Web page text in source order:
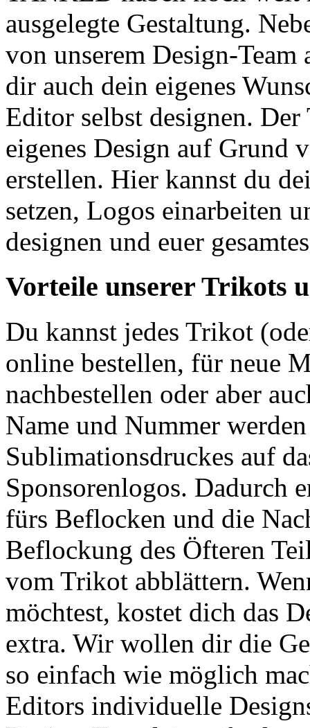
ausgelegte Gestaltung.
von unserem Design-Team
dir auch dein eigenes
Editor selbst designen.
eigenes Design auf Grund
erstellen. Hier kannst du
setzen, Logos einarbeiten
designen und euer
Vorteile unserer Trikots
Du kannst jedes Trikot
online bestellen, für neue
nachbestellen oder aber
Name und Nummer
Sublimationsdruckes auf
Sponsorenlogos. Dadurch
fürs Beflocken und die
Beflockung des Öfteren
vom Trikot abblättern.
möchtest, kostet dich das
extra. Wir wollen dir die
so einfach wie möglich
Editors individuelle